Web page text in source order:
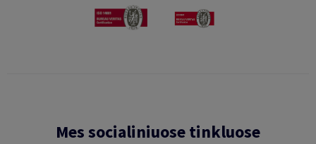
Mes socialiniuose tinkluose